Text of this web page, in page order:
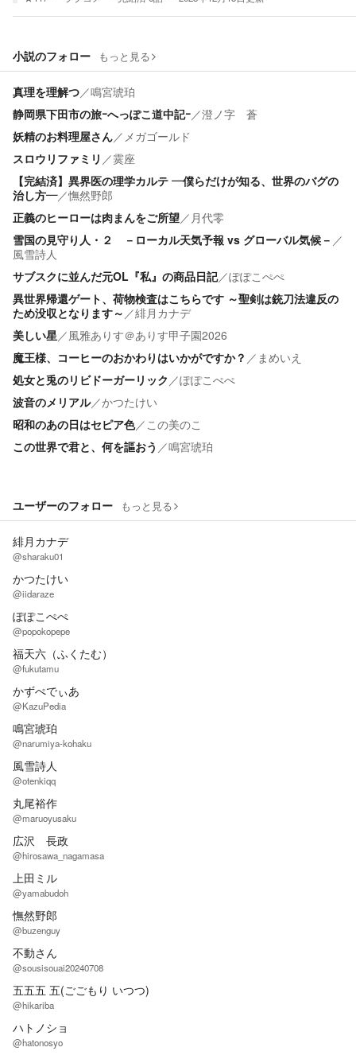
小説のフォロー もっと見る
真理を理解つ／鳴宮琥珀
静岡県下田市の旅ｰへっぽこ道中記ｰ／澄ノ字 蒼
妖精のお料理屋さん／ メガゴールド
スロウリファミリ ／霙座
【完結済】異界医の理学カルテ ―僕らだけが知る、世界のバグの
治し方―／憮然野郎
正義のヒーローは肉まんをご所望／ 月代零
雪国の見守り人・２ －ローカル天気予報 vs グローバル気候－ ／
風雪詩人
サブスクに並んだ元OL『私』の商品日記／ぽぽこぺぺ
異世界帰還ゲート、荷物検査はこちらです ～聖剣は銃刀法違反の
ため没収となります～ ／緋月カナデ
美しい星／風雅ありす＠ありす甲子園2026
魔王様、コーヒーのおかわりはいかがですか？ ／ まめいえ
処女と兎のリビドーガーリック ／ぽぽこぺぺ
波音のメリアル／かつたけい
昭和のあの日はセピア色／ この美のこ
この世界で君と、何を謳おう ／鳴宮琥珀
ユーザーのフォロー もっと見る
緋月カナデ
@sharaku01
かつたけい
@iidaraze
ぽぽこぺぺ
@popokopepe
福天六（ふくたむ）
@fukutamu
かずぺでぃあ
@KazuPedia
鳴宮琥珀
@narumiya-kohaku
風雪詩人
@otenkiqq
丸尾裕作
@maruoyusaku
広沢 長政
@hirosawa_nagamasa
上田ミル
@yamabudoh
憮然野郎
@buzenguy
不動さん
@sousisouai20240708
五五五 五(ごごもり いつつ)
@hikariba
ハトノショ
@hatonosyo